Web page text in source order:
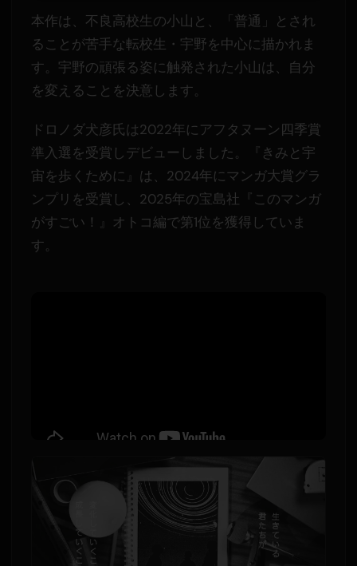
本作は、不良高校生の小山と、「普通」とされ
ることが苦手な転校生・宇野を中心に描かれま
す。宇野の頑張る姿に触発された小山は、自分
を変えることを決意します。
ドロノダ犬彦氏は2022年にアフタヌーン四季賞
準入選を受賞しデビューしました。『きみと宇
宙を歩くために』は、2024年にマンガ大賞グラ
ンプリを受賞し、2025年の宝島社『このマンガ
がすごい！』オトコ編で第1位を獲得していま
す。